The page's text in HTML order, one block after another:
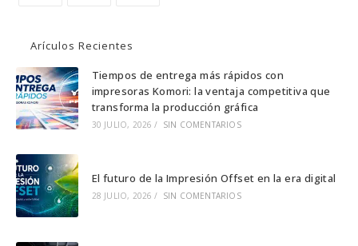
una
nueva
pestaña
una
nueva
pestaña
una
nueva
pestaña
Arículos Recientes
Tiempos de entrega más rápidos con
impresoras Komori: la ventaja competitiva que
transforma la producción gráfica
30 JULIO, 2026 / SIN COMENTARIOS
El futuro de la Impresión Offset en la era digital
28 JULIO, 2026 / SIN COMENTARIOS